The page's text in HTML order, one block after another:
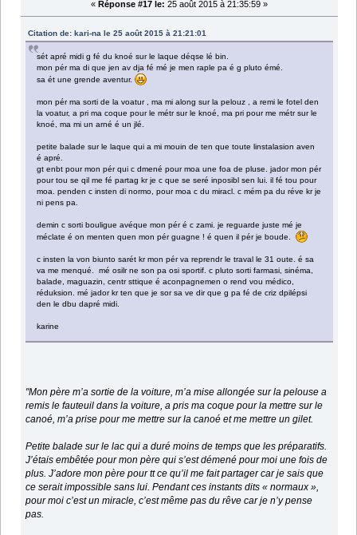
« Réponse #17 le: 25 août 2015 à 21:35:59 »
Citation de: kari-na le 25 août 2015 à 21:21:01
sét apré midi g fé du knoé sur le laque déqse lé bin.
mon pér ma di que jen av dja fé mé je men raple pa é g pluto émé.
sa ét une grende aventur.
mon pér ma sorti de la voatur , ma mi along sur la pelouz , a remi le fotel den
la voatur, a pri ma coque pour le métr sur le knoé, ma pri pour me métr sur le
knoé, ma mi un arné é un jlé.
petite balade sur le laque qui a mi mouin de ten que toute linstalasion aven
é apré.
gt enbt pour mon pér qui c dmené pour moa une foa de pluse. jador mon pér
pour tou se qil me fé partag kr je c que se seré inposibl sen lui. il fé tou pour
moa. penden c insten di normo, pour moa c du miracl. c mém pa du réve kr je
ni pens pa.
demin c sorti bouligue avéque mon pér é c zami. je reguarde juste mé je
méclate é on menten quen mon pér guagne ! é quen il pér je boude.
c insten la von biunto sarét kr mon pér va reprendr le traval le 31 oute. é sa
va me menqué. mé osilr ne son pa osi sportif. c pluto sorti farmasi, sinéma,
balade, maguazin, centr sttique é aconpagnemen o rend vou médico,
réduksion. mé jador kr ten que je sor sa ve dir que g pa fé de criz dpilépsi
den le dbu dapré midi.
karine
"Mon père m’a sortie de la voiture, m’a mise allongée sur la pelouse a
remis le fauteuil dans la voiture, a pris ma coque pour la mettre sur le
canoé, m’a prise pour me mettre sur la canoé et me mettre un gilet.
Petite balade sur le lac qui a duré moins de temps que les préparatifs.
J’étais embêtée pour mon père qui s’est démené pour moi une fois de
plus. J’adore mon père pour tt ce qu’il me fait partager car je sais que
ce serait impossible sans lui. Pendant ces instants dits « normaux »,
pour moi c’est un miracle, c’est même pas du rêve car je n’y pense
pas.